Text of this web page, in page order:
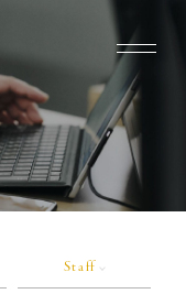
Staff